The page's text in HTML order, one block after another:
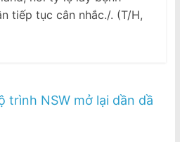
tiếp tục cân nhắc./. (T/H,
trình NSW mở lại dần dầ